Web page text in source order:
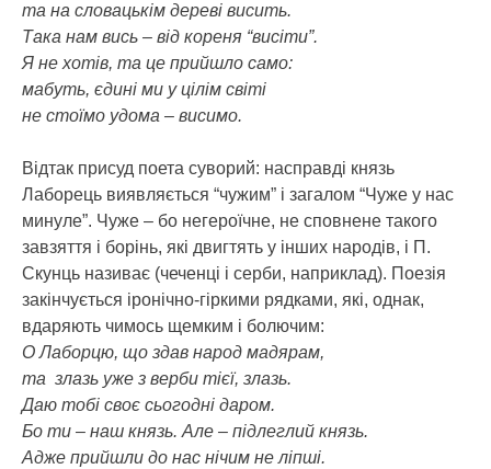
та на словацькім дереві висить.
Така нам вись – від кореня “висіти”.
Я не хотів, та це прийшло само:
мабуть, єдині ми у цілім світі
не стоїмо удома – висимо.
Відтак присуд поета суворий: насправді князь
Лаборець виявляється “чужим” і загалом “Чуже у нас
минуле”. Чуже – бо негероїчне, не сповнене такого
завзяття і борінь, які двигтять у інших народів, і П.
Скунць називає (чеченці і серби, наприклад). Поезія
закінчується іронічно-гіркими рядками, які, однак,
вдаряють чимось щемким і болючим:
О Лаборцю, що здав народ мадярам,
та злазь уже з верби тієї, злазь.
Даю тобі своє сьогодні даром.
Бо ти – наш князь. Але – підлеглий князь.
Адже прийшли до нас нічим не ліпші.